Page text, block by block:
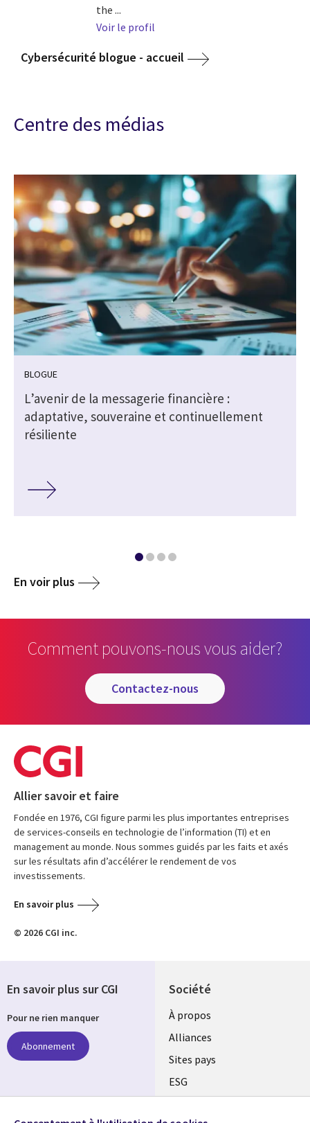
the ...
Voir le profil
Cybersécurité blogue - accueil
Centre des médias
BLOGUE
L’avenir de la messagerie financière :
adaptative, souveraine et continuellement
résiliente
En voir plus
Comment pouvons-nous vous aider?
contactez-nous
Allier savoir et faire
Fondée en 1976, CGI figure parmi les plus importantes entreprises
de services-conseils en technologie de l’information (TI) et en
management au monde. Nous sommes guidés par les faits et axés
sur les résultats afin d’accélérer le rendement de vos
investissements.
En savoir plus
© 2026 CGI inc.
Société
À propos
Alliances
Sites pays
ESG
En savoir plus sur CGI
Pour ne rien manquer
Abonnement